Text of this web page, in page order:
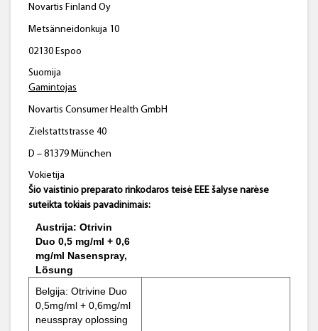
Novartis Finland Oy
Metsänneidonkuja 10
02130 Espoo
Suomija
Gamintojas
Novartis Consumer Health GmbH
Zielstattstrasse 40
D – 81379 München
Vokietija
Šio vaistinio preparato rinkodaros teisė EEE šalyse narėse
suteikta tokiais pavadinimais:
Austrija: Otrivin
Duo 0,5 mg/ml + 0,6
mg/ml Nasenspray,
Lösung
Belgija: Otrivine Duo
0,5mg/ml + 0,6mg/ml
neusspray oplossing